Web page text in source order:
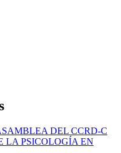
DEL CCRD-C
LA PSICOLOGÍA EN